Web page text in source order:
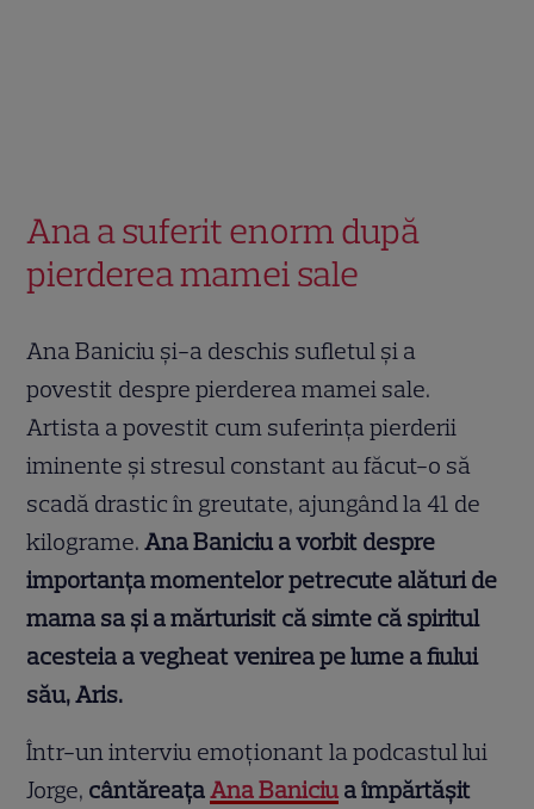
Ana a suferit enorm după
pierderea mamei sale
Ana Baniciu și-a deschis sufletul și a
povestit despre pierderea mamei sale.
Artista a povestit cum suferința pierderii
iminente și stresul constant au făcut-o să
scadă drastic în greutate, ajungând la 41 de
kilograme.Ana Baniciu a vorbit despre
importanța momentelor petrecute alături de
mama sa și a mărturisit că simte că spiritul
acesteia a vegheat venirea pe lume a fiului
său, Aris.
Într-un interviu emoționant la podcastul lui
Jorge, cântăreațaAna Baniciu a împărtășit